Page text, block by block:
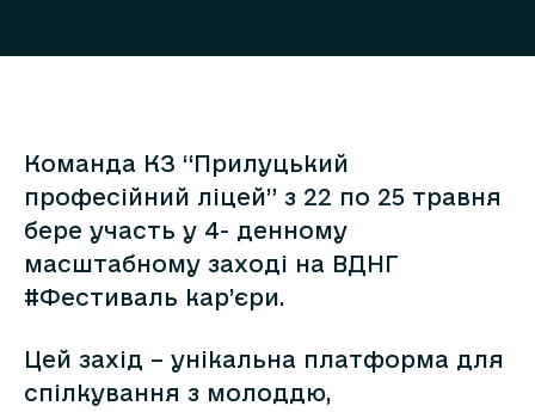
Команда КЗ “Прилуцький
професійний ліцей” з 22 по 25 травня
бере участь у 4- денному
масштабному заході на ВДНГ
#Фестиваль кар’єри.
Цей захід – унікальна платформа для
спілкування з молоддю,